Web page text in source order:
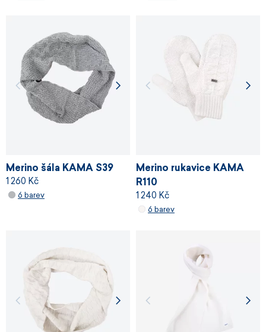
Merino šála KAMA S39
1 260 Kč
6 barev
Merino rukavice KAMA
R110
1 240 Kč
6 barev